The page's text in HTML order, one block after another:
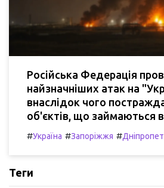
Російська Федерація
найзначніших атак на
внаслідок чого
об'єктів, що займаються
#Україна #Запоріжжя #
Теги